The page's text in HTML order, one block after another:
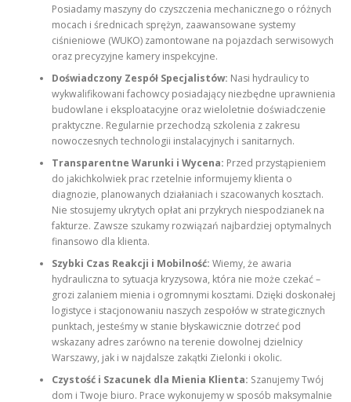
Posiadamy maszyny do czyszczenia mechanicznego o różnych
mocach i średnicach sprężyn, zaawansowane systemy
ciśnieniowe (WUKO) zamontowane na pojazdach serwisowych
oraz precyzyjne kamery inspekcyjne.
Doświadczony Zespół Specjalistów: Nasi hydraulicy to
wykwalifikowani fachowcy posiadający niezbędne uprawnienia
budowlane i eksploatacyjne oraz wieloletnie doświadczenie
praktyczne. Regularnie przechodzą szkolenia z zakresu
nowoczesnych technologii instalacyjnych i sanitarnych.
Transparentne Warunki i Wycena: Przed przystąpieniem
do jakichkolwiek prac rzetelnie informujemy klienta o
diagnozie, planowanych działaniach i szacowanych kosztach.
Nie stosujemy ukrytych opłat ani przykrych niespodzianek na
fakturze. Zawsze szukamy rozwiązań najbardziej optymalnych
finansowo dla klienta.
Szybki Czas Reakcji i Mobilność: Wiemy, że awaria
hydrauliczna to sytuacja kryzysowa, która nie może czekać –
grozi zalaniem mienia i ogromnymi kosztami. Dzięki doskonałej
logistyce i stacjonowaniu naszych zespołów w strategicznych
punktach, jesteśmy w stanie błyskawicznie dotrzeć pod
wskazany adres zarówno na terenie dowolnej dzielnicy
Warszawy, jak i w najdalsze zakątki Zielonki i okolic.
Czystość i Szacunek dla Mienia Klienta: Szanujemy Twój
dom i Twoje biuro. Prace wykonujemy w sposób maksymalnie